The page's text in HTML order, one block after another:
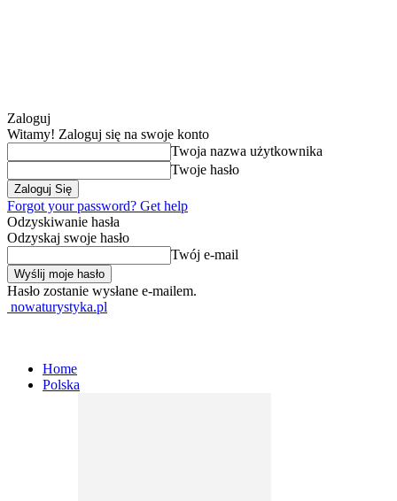
Zaloguj
Witamy! Zaloguj się na swoje konto
Twoja nazwa użytkownika
Twoje hasło
Forgot your password? Get help
Odzyskiwanie hasła
Odzyskaj swoje hasło
Twój e-mail
Hasło zostanie wysłane e-mailem.
nowaturystyka.pl
Home
Polska